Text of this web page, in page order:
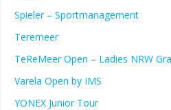
Spieler – Sportmanagement
Teremeer
TeReMeer Open – Ladies NRW
Varela Open by IMS
YONEX Junior Tour